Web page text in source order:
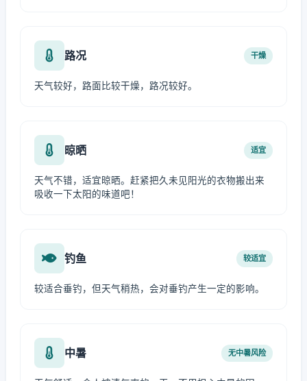
路况 干燥
天气较好，路面比较干燥，路况较好。
晾晒 适宜
天气不错，适宜晾晒。赶紧把久未见阳光的衣物搬出来
吸收一下太阳的味道吧！
钓鱼 较适宜
较适合垂钓，但天气稍热，会对垂钓产生一定的影响。
中暑 无中暑风险